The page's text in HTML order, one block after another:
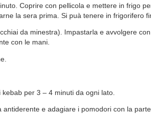
Coprire con pellicola e mettere in frigo
la sera prima. Si puà tenere in frigorifero
da minestra). Impastarla e avvolgere
con le mani.
per 3 – 4 minuti da ogni lato.
antiderente e adagiare i pomodori con la